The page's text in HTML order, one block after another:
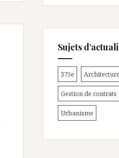
Sujets
375e Architecture
Gestion de contrats
Urbanisme